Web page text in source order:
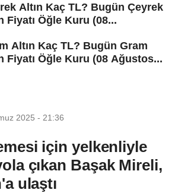
Altın Kaç TL? Bugün Çeyrek
Fiyatı Öğle Kuru (08...
Altın Kaç TL? Bugün Gram
Fiyatı Öğle Kuru (08 Ağustos...
2025 - 21:36
için yelkenliyle
çıkan Başak Mireli,
ulaştı